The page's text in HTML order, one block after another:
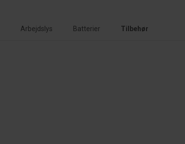
Arbejdslys Batterier Tilbehør